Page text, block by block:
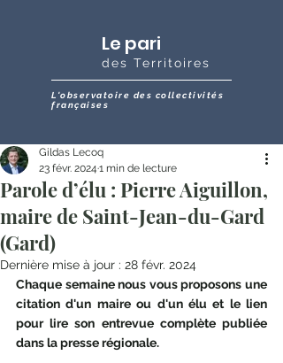
Le pari
des Territoires
L'observatoire des collectivités
françaises
Parole d’élu : Pierre Aiguillon,
maire de Saint-Jean-du-Gard
(Gard)
Gildas Lecoq
23 févr. 2024 1 min de lecture
Dernière mise à jour : 28 févr. 2024
Chaque semaine nous vous proposons une
citation d'un maire ou d'un élu et le lien
pour lire son entrevue complète publiée
dans la presse régionale.